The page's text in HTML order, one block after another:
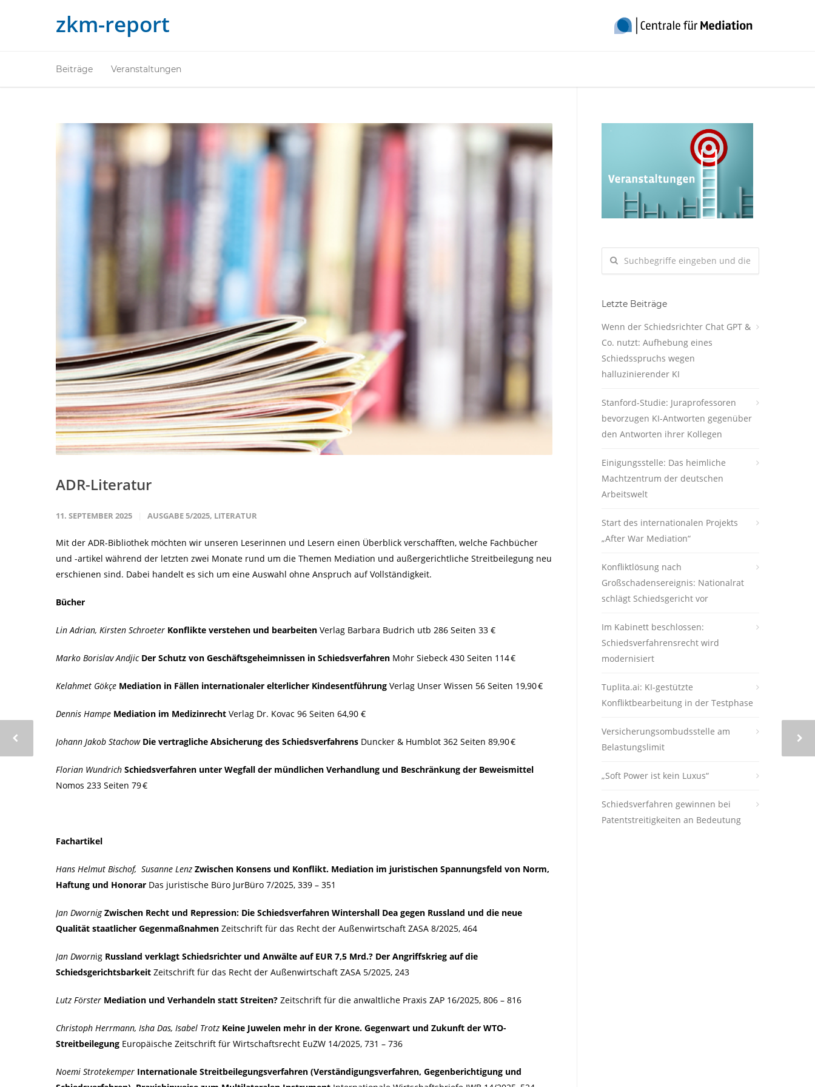
zkm-report
Beiträge Veranstaltungen
ADR-Literatur
11. SEPTEMBER 2025 AUSGABE 5/2025, LITERATUR
Mit der ADR-Bibliothek möchten wir unseren Leserinnen und Lesern einen Überblick verschafften, welche Fachbücher
und -artikel während der letzten zwei Monate rund um die Themen Mediation und außergerichtliche Streitbeilegung neu
erschienen sind. Dabei handelt es sich um eine Auswahl ohne Anspruch auf Vollständigkeit.
Bücher
Lin Adrian, Kirsten Schroeter Konflikte verstehen und bearbeiten Verlag Barbara Budrich utb 286 Seiten 33 €
Marko Borislav Andjic Der Schutz von Geschäftsgeheimnissen in Schiedsverfahren Mohr Siebeck 430 Seiten 114 €
Kelahmet Gökçe Mediation in Fällen internationaler elterlicher Kindesentführung Verlag Unser Wissen 56 Seiten 19,90 €
Dennis Hampe Mediation im Medizinrecht Verlag Dr. Kovac 96 Seiten 64,90 €
Johann Jakob Stachow Die vertragliche Absicherung des Schiedsverfahrens Duncker & Humblot 362 Seiten 89,90 €
Florian Wundrich Schiedsverfahren unter Wegfall der mündlichen Verhandlung und Beschränkung der Beweismittel
Nomos 233 Seiten 79 €
Fachartikel
Hans Helmut Bischof, Susanne Lenz Zwischen Konsens und Konflikt. Mediation im juristischen Spannungsfeld von Norm,
Haftung und Honorar Das juristische Büro JurBüro 7/2025, 339 – 351
Jan Dwornig Zwischen Recht und Repression: Die Schiedsverfahren Wintershall Dea gegen Russland und die neue
Qualität staatlicher Gegenmaßnahmen Zeitschrift für das Recht der Außenwirtschaft ZASA 8/2025, 464
Jan Dwornig Russland verklagt Schiedsrichter und Anwälte auf EUR 7,5 Mrd.? Der Angriffskrieg auf die
Schiedsgerichtsbarkeit Zeitschrift für das Recht der Außenwirtschaft ZASA 5/2025, 243
Lutz Förster Mediation und Verhandeln statt Streiten? Zeitschrift für die anwaltliche Praxis ZAP 16/2025, 806 – 816
Christoph Herrmann, Isha Das, Isabel Trotz Keine Juwelen mehr in der Krone. Gegenwart und Zukunft der WTO-
Streitbeilegung Europäische Zeitschrift für Wirtschaftsrecht EuZW 14/2025, 731 – 736
Noemi Strotekemper Internationale Streitbeilegungsverfahren (Verständigungsverfahren, Gegenberichtigung und
Letzte Beiträge
Wenn der Schiedsrichter Chat GPT &
Co. nutzt: Aufhebung eines
Schiedsspruchs wegen
halluzinierender KI
Stanford-Studie: Juraprofessoren
bevorzugen KI-Antworten gegenüber
den Antworten ihrer Kollegen
Einigungsstelle: Das heimliche
Machtzentrum der deutschen
Arbeitswelt
Start des internationalen Projekts
„After War Mediation“
Konfliktlösung nach
Großschadensereignis: Nationalrat
schlägt Schiedsgericht vor
Im Kabinett beschlossen:
Schiedsverfahrensrecht wird
modernisiert
Tuplita.ai: KI-gestützte
Konfliktbearbeitung in der Testphase
Versicherungsombudsstelle am
Belastungslimit
„Soft Power ist kein Luxus“
Schiedsverfahren gewinnen bei
Patentstreitigkeiten an Bedeutung